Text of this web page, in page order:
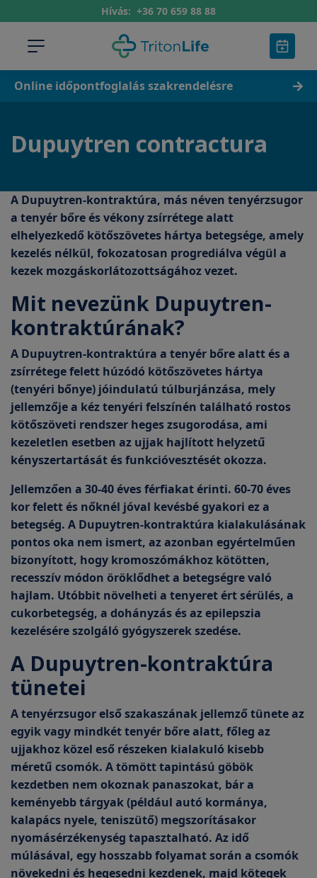
Hívás: +36 70 659 88 88
Online időpontfoglalás szakrendelésre
Dupuytren contractura
A Dupuytren-kontraktúra, más néven tenyérzsugor
a tenyér bőre és vékony zsírrétege alatt
elhelyezkedő kötőszövetes hártya betegsége, amely
kezelés nélkül, fokozatosan progrediálva végül a
kezek mozgáskorlátozottságához vezet.
Mit nevezünk Dupuytren-
kontraktúrának?
A Dupuytren-kontraktúra a tenyér bőre alatt és a
zsírrétege felett húzódó kötőszövetes hártya
(tenyéri bőnye) jóindulatú túlburjánzása, mely
jellemzője a kéz tenyéri felszínén található rostos
kötőszöveti rendszer heges zsugorodása, ami
kezeletlen esetben az ujjak hajlított helyzetű
kényszertartását és funkcióvesztését okozza.
Jellemzően a 30-40 éves férfiakat érinti. 60-70 éves
kor felett és nőknél jóval kevésbé gyakori ez a
betegség. A Dupuytren-kontraktúra kialakulásának
pontos oka nem ismert, az azonban egyértelműen
bizonyított, hogy kromoszómákhoz kötötten,
recesszív módon öröklődhet a betegségre való
hajlam. Utóbbit növelheti a tenyeret ért sérülés, a
cukorbetegség, a dohányzás és az epilepszia
kezelésére szolgáló gyógyszerek szedése.
A Dupuytren-kontraktúra
tünetei
A tenyérzsugor első szakaszának jellemző tüneteaz
egyik vagy mindkét tenyér bőre alatt, főleg az
ujjakhoz közel eső részeken kialakuló kisebb
méretű csomók. A tömött tapintású göbök
kezdetben nem okoznak panaszokat, bár a
keményebb tárgyak (például autó kormánya,
kalapács nyele, teniszütő) megszorításakor
nyomásérzékenység tapasztalható. Az idő
múlásával, egy hosszabb folyamat során a csomók
növekedni és hegesedni kezdenek, majd kötegek